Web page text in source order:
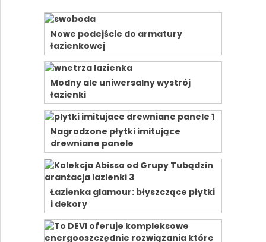
Nowe podejście do armatury
łazienkowej
Modny ale uniwersalny wystrój
łazienki
Nagrodzone płytki imitujące
drewniane panele
Łazienka glamour: błyszczące płytki
i dekory